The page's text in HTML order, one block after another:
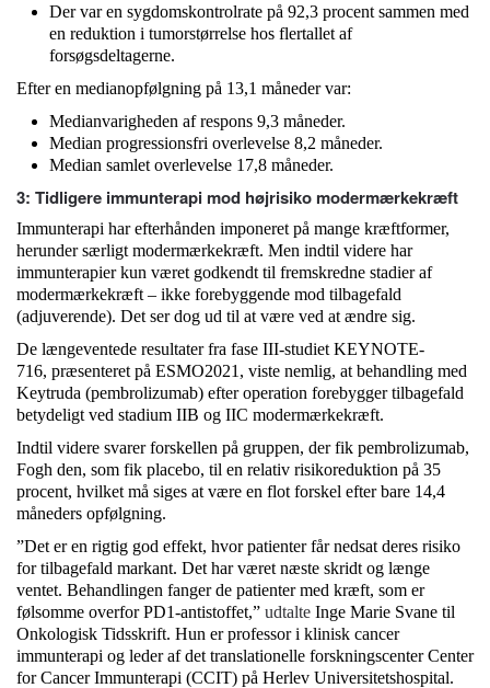
Der var en sygdomskontrolrate på 92,3 procent sammen med
en reduktion i tumorstørrelse hos flertallet af
forsøgsdeltagerne.
Efter en medianopfølgning på 13,1 måneder var:
Medianvarigheden af ​​respons 9,3 måneder.
Median progressionsfri overlevelse 8,2 måneder.
Median samlet overlevelse 17,8 måneder.
3: Tidligere immunterapi mod højrisiko modermærkekræft
Immunterapi har efterhånden imponeret på mange kræftformer,
herunder særligt modermærkekræft. Men indtil videre har
immunterapier kun været godkendt til fremskredne stadier af
modermærkekræft – ikke forebyggende mod tilbagefald
(adjuverende). Det ser dog ud til at være ved at ændre sig.
De længeventede resultater fra fase III-studiet KEYNOTE-
716, præsenteret på ESMO2021, viste nemlig, at behandling med
Keytruda (pembrolizumab) efter operation forebygger tilbagefald
betydeligt ved stadium IIB og IIC modermærkekræft.
Indtil videre svarer forskellen på gruppen, der fik pembrolizumab,
Fogh den, som fik placebo, til en relativ risikoreduktion på 35
procent, hvilket må siges at være en flot forskel efter bare 14,4
måneders opfølgning.
”Det er en rigtig god effekt, hvor patienter får nedsat deres risiko
for tilbagefald markant. Det har været næste skridt og længe
ventet. Behandlingen fanger de patienter med kræft, som er
følsomme overfor PD1-antistoffet,” udtalte Inge Marie Svane til
Onkologisk Tidsskrift. Hun er professor i klinisk cancer
immunterapi og leder af det translationelle forskningscenter Center
for Cancer Immunterapi (CCIT) på Herlev Universitetshospital.